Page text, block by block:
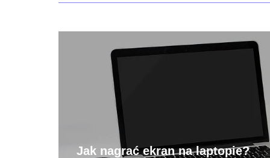
Jak nagrać ekran na laptopie?